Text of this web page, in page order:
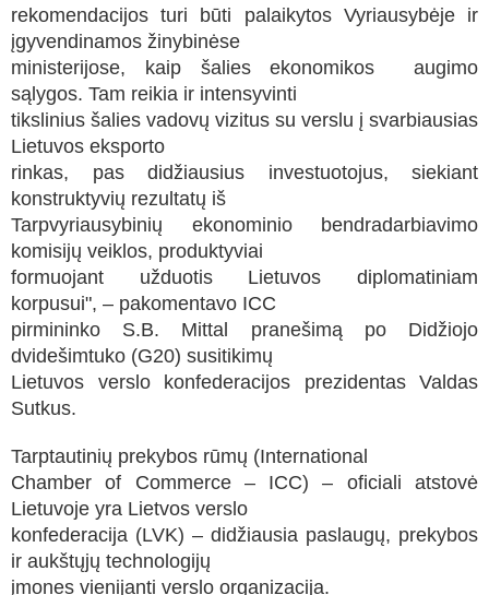
rekomendacijos turi būti palaikytos Vyriausybėje ir
įgyvendinamos žinybinėse
ministerijose, kaip šalies ekonomikos augimo
sąlygos. Tam reikia ir intensyvinti
tikslinius šalies vadovų vizitus su verslu į svarbiausias
Lietuvos eksporto
rinkas, pas didžiausius investuotojus, siekiant
konstruktyvių rezultatų iš
Tarpvyriausybinių ekonominio bendradarbiavimo
komisijų veiklos, produktyviai
formuojant užduotis Lietuvos diplomatiniam
korpusui", – pakomentavo ICC
pirmininko S.B. Mittal pranešimą po Didžiojo
dvidešimtuko (G20) susitikimų
Lietuvos verslo konfederacijos prezidentas Valdas
Sutkus.
Tarptautinių prekybos rūmų (International
Chamber of Commerce – ICC) – oficiali atstovė
Lietuvoje yra Lietvos verslo
konfederacija (LVK) – didžiausia paslaugų, prekybos
ir aukštųjų technologijų
įmones vienijanti verslo organizacija.